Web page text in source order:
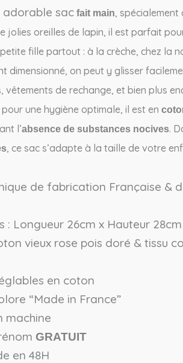
adorable sac fait main ,
jolies oreilles de lapin, il est parfait
fille partout : à la crèche, chez la
dimensionné, on peut y glisser
vêtements de rechange, et bien plus
pour une hygiène optimale, il est en
l’absence de substances nocives.
, ce sac s’adapte à la taille de votre
de fabrication Française &
: Longueur 26cm x Hauteur 28cm
vieux rose pois doré & tissu
en coton
“Made in France”
machine
GRATUIT
en 48H